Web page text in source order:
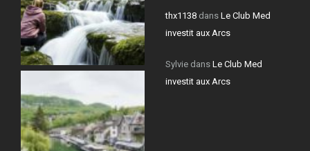
thx1138 dans Le Club Med
investit aux Arcs
Sylvie dans Le Club Med
investit aux Arcs